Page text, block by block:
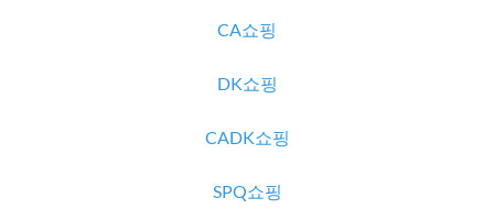
CA쇼핑
DK쇼핑
CADK쇼핑
SPQ쇼핑